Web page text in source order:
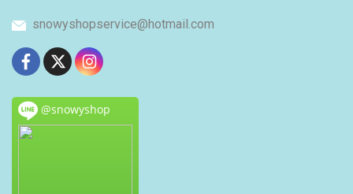
snowyshopservice@hotmail.com
@snowyshop